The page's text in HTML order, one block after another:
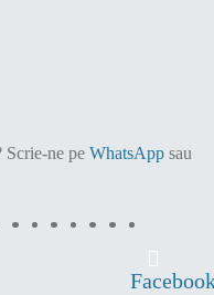
Scrie-ne pe WhatsAppsau